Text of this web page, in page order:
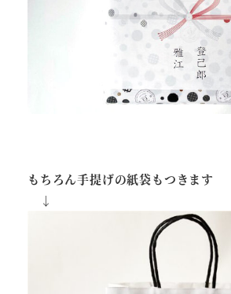
もちろん手提げの紙袋もつきます
↓